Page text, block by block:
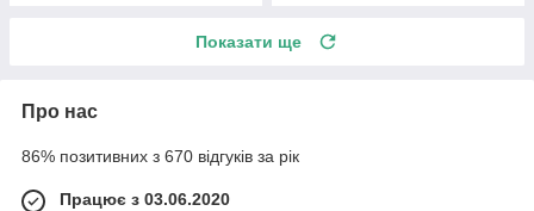
Показати ще
Про нас
86% позитивних з 670 відгуків за рік
Працює з 03.06.2020